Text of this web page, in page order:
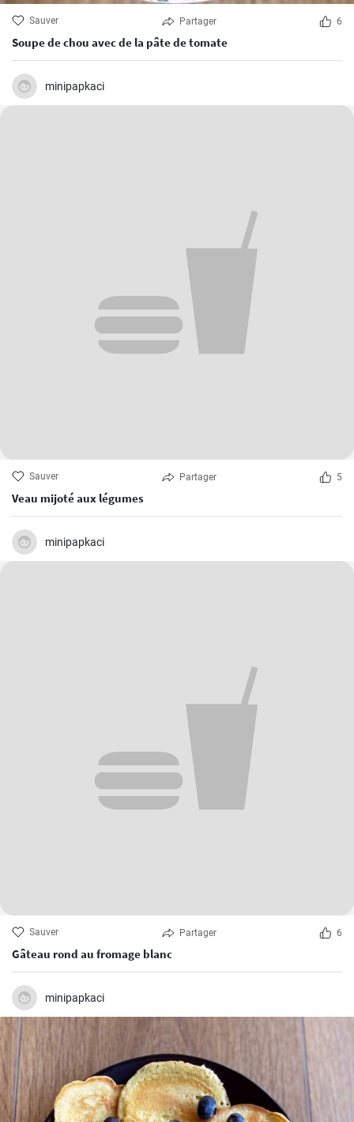
Sauver Partager 6
Soupe de chou avec de la pâte de tomate
minipapkaci
Sauver Partager 5
Veau mijoté aux légumes
minipapkaci
Sauver Partager 6
Gâteau rond au fromage blanc
minipapkaci